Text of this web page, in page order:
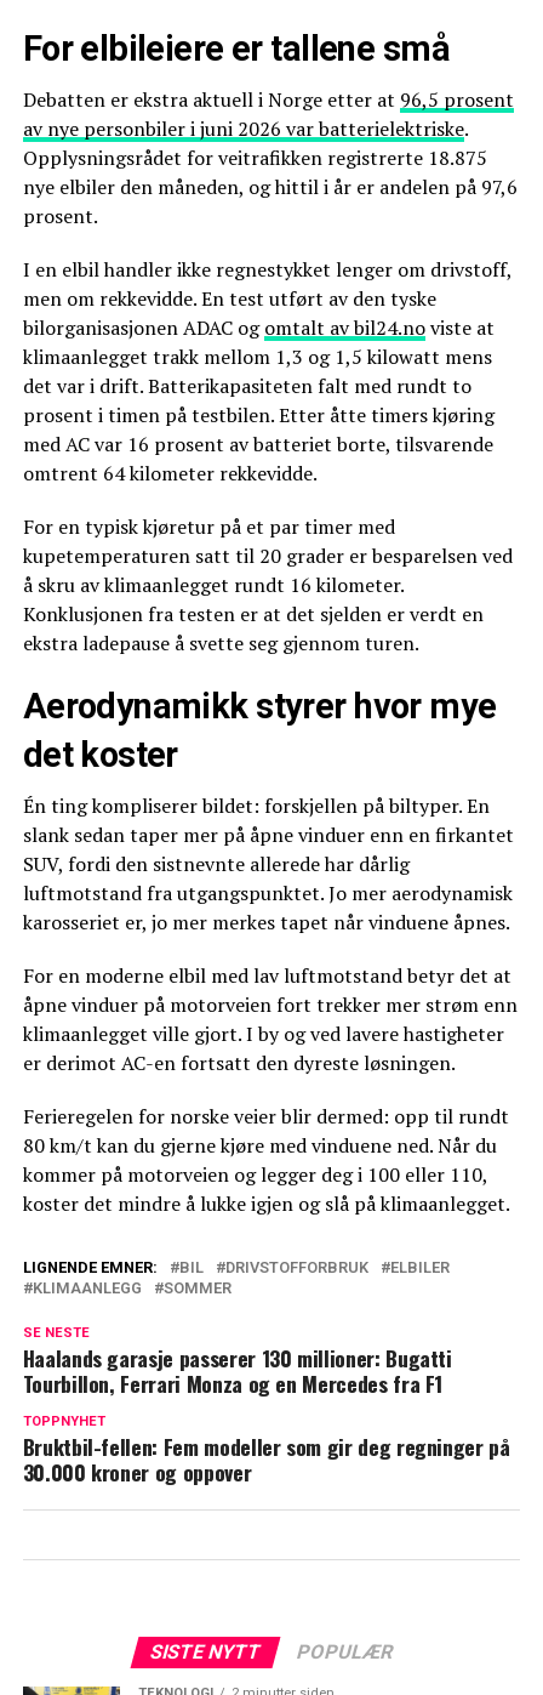
For elbileiere er tallene små
Debatten er ekstra aktuell i Norge etter at 96,5 prosent
av nye personbiler i juni 2026 var batterielektriske.
Opplysningsrådet for veitrafikken registrerte 18.875
nye elbiler den måneden, og hittil i år er andelen på 97,6
prosent.
I en elbil handler ikke regnestykket lenger om drivstoff,
men om rekkevidde. En test utført av den tyske
bilorganisasjonen ADAC ogomtalt av bil24.noviste at
klimaanlegget trakk mellom 1,3 og 1,5 kilowatt mens
det var i drift. Batterikapasiteten falt med rundt to
prosent i timen på testbilen. Etter åtte timers kjøring
med AC var 16 prosent av batteriet borte, tilsvarende
omtrent 64 kilometer rekkevidde.
For en typisk kjøretur på et par timer med
kupetemperaturen satt til 20 grader er besparelsen ved
å skru av klimaanlegget rundt 16 kilometer.
Konklusjonen fra testen er at det sjelden er verdt en
ekstra ladepause å svette seg gjennom turen.
Aerodynamikk styrer hvor mye
det koster
Én ting kompliserer bildet: forskjellen på biltyper. En
slank sedan taper mer på åpne vinduer enn en firkantet
SUV, fordi den sistnevnte allerede har dårlig
luftmotstand fra utgangspunktet. Jo mer aerodynamisk
karosseriet er, jo mer merkes tapet når vinduene åpnes.
For en moderne elbil med lav luftmotstand betyr det at
åpne vinduer på motorveien fort trekker mer strøm enn
klimaanlegget ville gjort. I by og ved lavere hastigheter
er derimot AC-en fortsatt den dyreste løsningen.
Ferieregelen for norske veier blir dermed: opp til rundt
80 km/t kan du gjerne kjøre med vinduene ned. Når du
kommer på motorveien og legger deg i 100 eller 110,
koster det mindre å lukke igjen og slå på klimaanlegget.
LIGNENDE EMNER: BIL DRIVSTOFFORBRUK
ELBILER
KLIMAANLEGG
SOMMER
SE NESTE
Haalands garasje passerer 130 millioner: Bugatti
Tourbillon, Ferrari Monza og en Mercedes fra F1
TOPPNYHET
Bruktbil-fellen: Fem modeller som gir deg regninger på
30.000 kroner og oppover
SISTE NYTT POPULÆR